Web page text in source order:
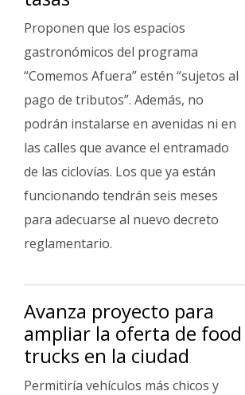
Proponen que los espacios
gastronómicos del programa
“Comemos Afuera” estén “sujetos al
pago de tributos”. Además, no
podrán instalarse en avenidas ni en
las calles que avance el entramado
de las ciclovías. Los que ya están
funcionando tendrán seis meses
para adecuarse al nuevo decreto
reglamentario.
Avanza proyecto para
ampliar la oferta de food
trucks en la ciudad
Permitiría vehículos más chicos y